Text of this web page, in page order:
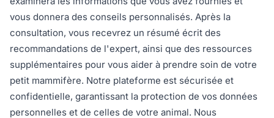
vous donnera des conseils personnalisés. Après la
consultation, vous recevrez un résumé écrit des
recommandations de l'expert, ainsi que des ressources
supplémentaires pour vous aider à prendre soin de votre
petit mammifère. Notre plateforme est sécurisée et
confidentielle, garantissant la protection de vos données
personnelles et de celles de votre animal. Nous